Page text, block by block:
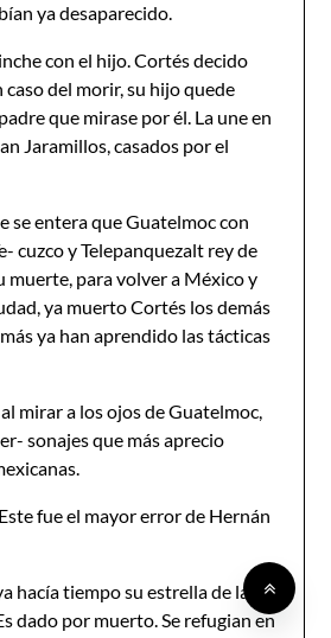
ya desaparecido.
con el hijo. Cortés decido
caso del morir, su hijo quede
que mirase por él. La une en
Jaramillos, casados por el
se entera que Guatelmoc con
cuzco y Telepanquezalt rey de
muerte, para volver a México y
ya muerto Cortés los demás
ya han aprendido las tácticas
mirar a los ojos de Guatelmoc,
sonajes que más aprecio
fue el mayor error de Hernán
hacía tiempo su estrella de la
dado por muerto. Se refugian en